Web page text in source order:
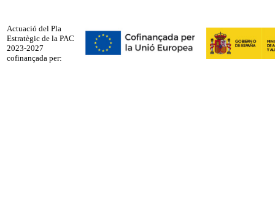
Actuació del Pla
Estratègic de la PAC
2023-2027
cofinançada per: